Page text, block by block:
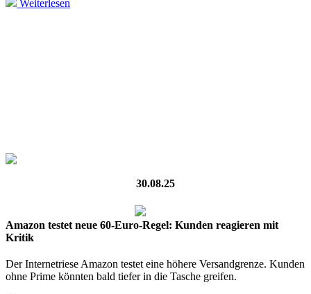
Weiterlesen
30.08.25
Amazon testet neue 60-Euro-Regel: Kunden reagieren mit
Kritik
Der Internetriese Amazon testet eine höhere Versandgrenze. Kunden
ohne Prime könnten bald tiefer in die Tasche greifen.